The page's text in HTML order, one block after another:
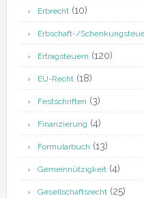
Erbrecht(10)
Erbschaft-/
Ertragsteuern (120)
EU-Recht(18)
Festschriften (3)
Finanzierung (4)
Formularbuch (13)
Gemeinnützigkeit(4)
Gesellschaftsrecht(25)